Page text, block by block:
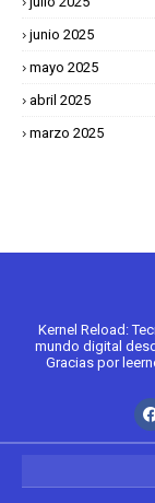
junio 2025
mayo 2025
abril 2025
marzo 2025
Kernel Reload:
mundo digital
Gracias por